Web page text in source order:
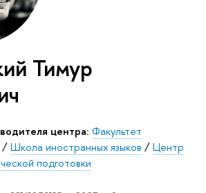
Тимур
центра: Факультет
/Школа иностранных языков /Центр
подготовки